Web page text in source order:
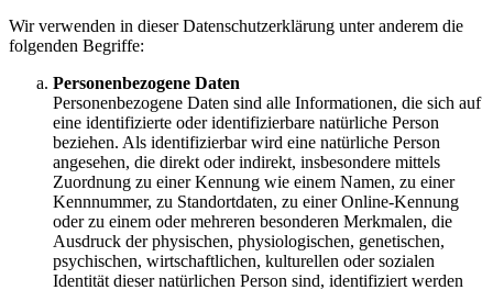
Wir verwenden in dieser Datenschutzerklärung unter anderem die
folgenden Begriffe:
Personenbezogene Daten
Personenbezogene Daten sind alle Informationen, die sich auf
eine identifizierte oder identifizierbare natürliche Person
beziehen. Als identifizierbar wird eine natürliche Person
angesehen, die direkt oder indirekt, insbesondere mittels
Zuordnung zu einer Kennung wie einem Namen, zu einer
Kennnummer, zu Standortdaten, zu einer Online-Kennung
oder zu einem oder mehreren besonderen Merkmalen, die
Ausdruck der physischen, physiologischen, genetischen,
psychischen, wirtschaftlichen, kulturellen oder sozialen
Identität dieser natürlichen Person sind, identifiziert werden